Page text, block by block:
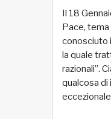
Il 18
Pace, tema
conosciuto
la quale
razionali”.
qualcosa di